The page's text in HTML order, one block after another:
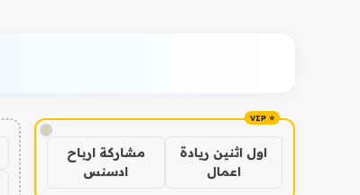
!
اول اثنين ريادة
اعمال
مشاركة ارباح
ادسنس